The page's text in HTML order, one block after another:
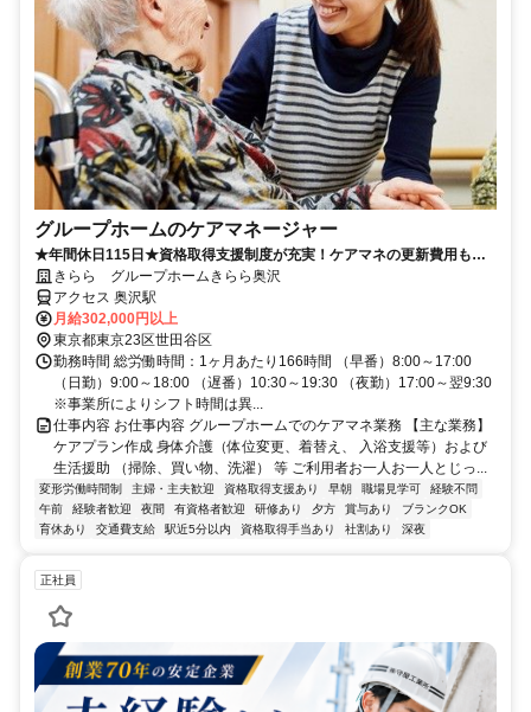
グループホームのケアマネージャー
★年間休日115日★資格取得支援制度が充実！ケアマネの更新費用も会
社負担！！
きらら グループホームきらら奥沢
アクセス 奥沢駅
月給302,000円以上
東京都東京23区世田谷区
勤務時間 総労働時間：1ヶ月あたり166時間 （早番）8:00～17:00
（日勤）9:00～18:00 （遅番）10:30～19:30 （夜勤）17:00～翌9:30
※事業所によりシフト時間は異...
仕事内容 お仕事内容 グループホームでのケアマネ業務 【主な業務】
ケアプラン作成 身体介護（体位変更、着替え、 入浴支援等）および
生活援助 （掃除、買い物、洗濯） 等 ご利用者お一人お一人とじっ...
変形労働時間制 主婦・主夫歓迎 資格取得支援あり 早朝 職場見学可
経験不問
午前
経験者歓迎 夜間 有資格者歓迎 研修あり 夕方 賞与あり
ブランクOK
育休あり
交通費支給 駅近5分以内 資格取得手当あり 社割あり 深夜
正社員